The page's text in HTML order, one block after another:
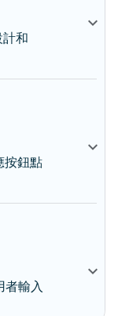
和
按鈕點
者輸入